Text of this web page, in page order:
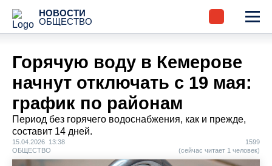
НОВОСТИ
ОБЩЕСТВО
Горячую воду в Кемерове
начнут отключать с 19 мая:
график по районам
Период без горячего водоснабжения, как и прежде,
составит 14 дней.
15.04.2026 13:38
ОБЩЕСТВО
1599
(сейчас читает 1 человек)